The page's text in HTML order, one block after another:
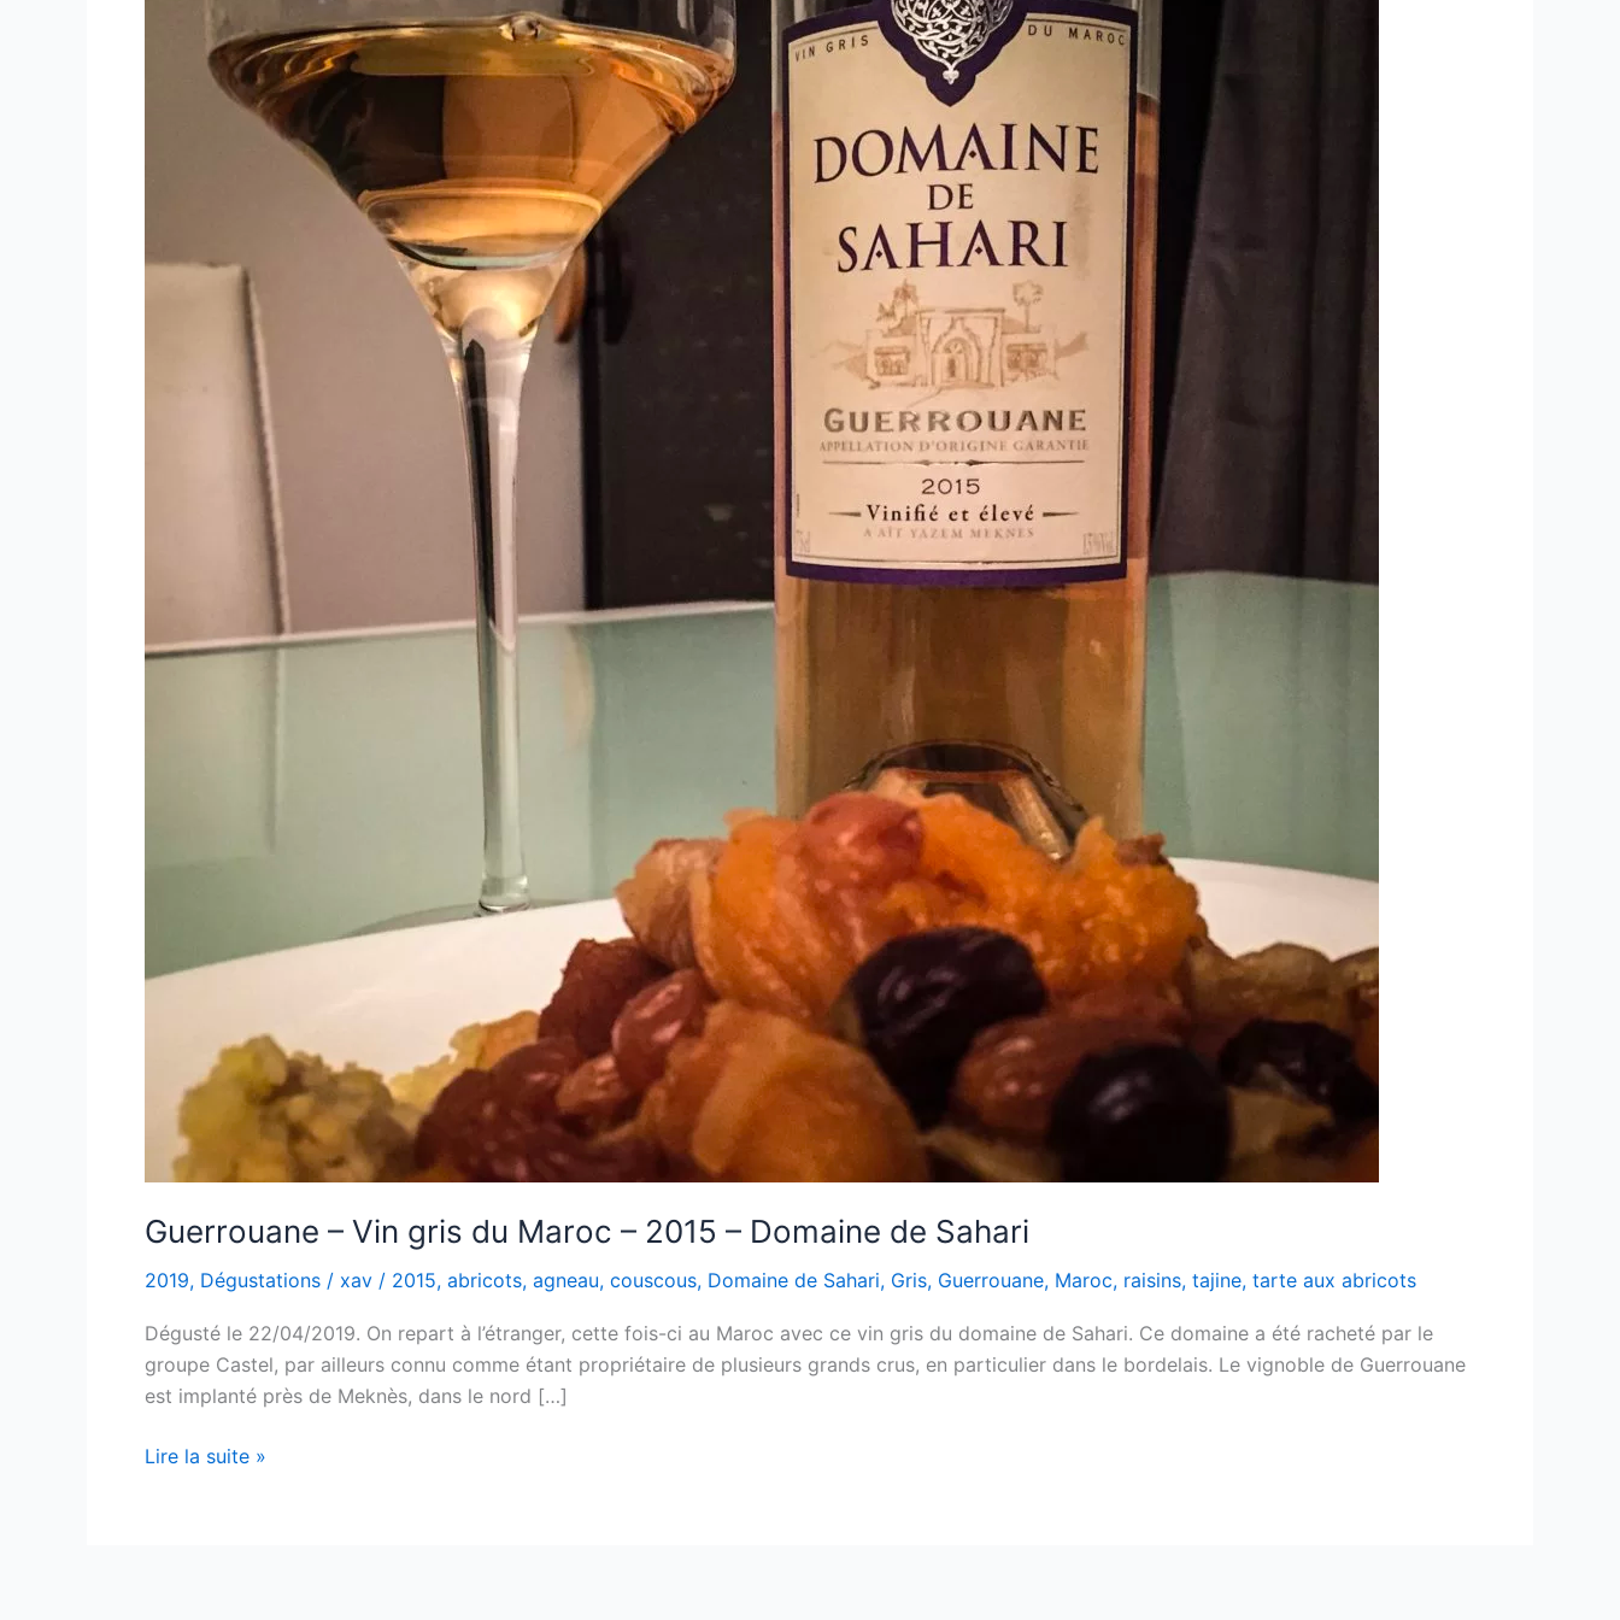
Guerrouane – Vin gris du Maroc – 2015 – Domaine de Sahari
2019, Dégustations / xav / 2015, abricots, agneau, couscous, Domaine de Sahari, Gris, Guerrouane, Maroc, raisins, tajine, tarte aux abricots
Dégusté le 22/04/2019. On repart à l’étranger, cette fois-ci au Maroc avec ce vin gris du domaine de Sahari. Ce domaine a été racheté par le
groupe Castel, par ailleurs connu comme étant propriétaire de plusieurs grands crus, en particulier dans le bordelais. Le vignoble de Guerrouane
est implanté près de Meknès, dans le nord […]
Guerrouane
Lire la suite »